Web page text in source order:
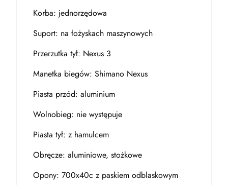
Korba: jednorzędowa
Suport: na łożyskach maszynowych
Przerzutka tył: Nexus 3
Manetka biegów: Shimano Nexus
Piasta przód: aluminium
Wolnobieg: nie występuje
Piasta tył: z hamulcem
Obręcze: aluminiowe, stożkowe
Opony: 700x40c z paskiem odblaskowym